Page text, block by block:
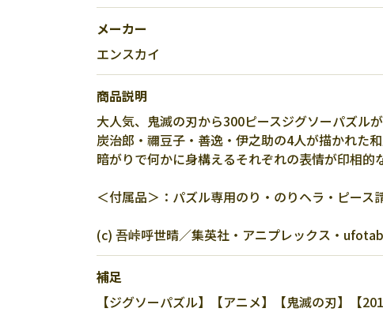
メーカー
エンスカイ
商品説明
大人気、鬼滅の刃から300ピースジグソーパズルが
炭治郎・禰豆子・善逸・伊之助の4人が描かれた和
暗がりで何かに身構えるそれぞれの表情が印相的
＜付属品＞：パズル専用のり・のりヘラ・ピース
(c) 吾峠呼世晴／集英社・アニプレックス・
補足
【ジグソーパズル】【アニメ】【鬼滅の刃】【